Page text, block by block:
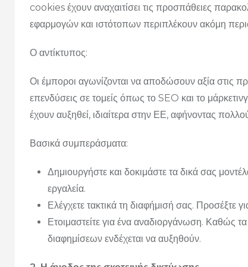
cookies έχουν αναχαιτίσει τις προσπάθειες
εφαρμογών και ιστότοπων περιπλέκουν ακόμη
Ο αντίκτυπος:
Οι έμποροι αγωνίζονται να αποδώσουν αξία στις
επενδύσεις σε τομείς όπως το SEO και το
έχουν αυξηθεί, ιδιαίτερα στην ΕΕ, αφήνοντας
Βασικά συμπεράσματα:
Δημιουργήστε και δοκιμάστε τα δικά σας
εργαλεία.
Ελέγχετε τακτικά τη διαφήμισή σας. Προσέξτε
Ετοιμαστείτε για ένα αναδιοργάνωση. Καθώς
διαφημίσεων ενδέχεται να αυξηθούν.